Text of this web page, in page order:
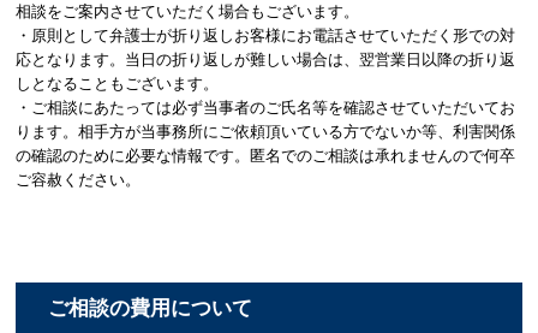
相談をご案内させていただく場合もございます。
・原則として弁護士が折り返しお客様にお電話させていただく形での対
応となります。当日の折り返しが難しい場合は、翌営業日以降の折り返
しとなることもございます。
・ご相談にあたっては必ず当事者のご氏名等を確認させていただいてお
ります。相手方が当事務所にご依頼頂いている方でないか等、利害関係
の確認のために必要な情報です。匿名でのご相談は承れませんので何卒
ご容赦ください。
ご相談の費用について